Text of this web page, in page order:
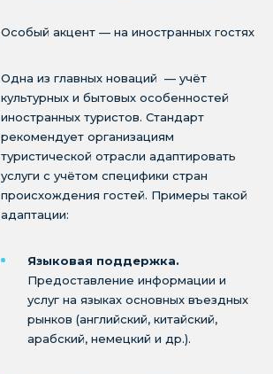
Особый акцент — на иностранных гостях
Одна из главных новаций — учёт
культурных и бытовых особенностей
иностранных туристов. Стандарт
рекомендует организациям
туристической отрасли адаптировать
услуги с учётом специфики стран
происхождения гостей. Примеры такой
адаптации:
Языковая поддержка.
Предоставление информации и
услуг на языках основных въездных
рынков (английский, китайский,
арабский, немецкий и др.).